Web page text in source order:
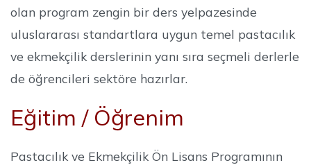
olan program zengin bir ders yelpazesinde
uluslararası standartlara uygun temel pastacılık
ve ekmekçilik derslerinin yanı sıra seçmeli derlerle
de öğrencileri sektöre hazırlar.
Eğitim / Öğrenim
Pastacılık ve Ekmekçilik Ön Lisans Programının